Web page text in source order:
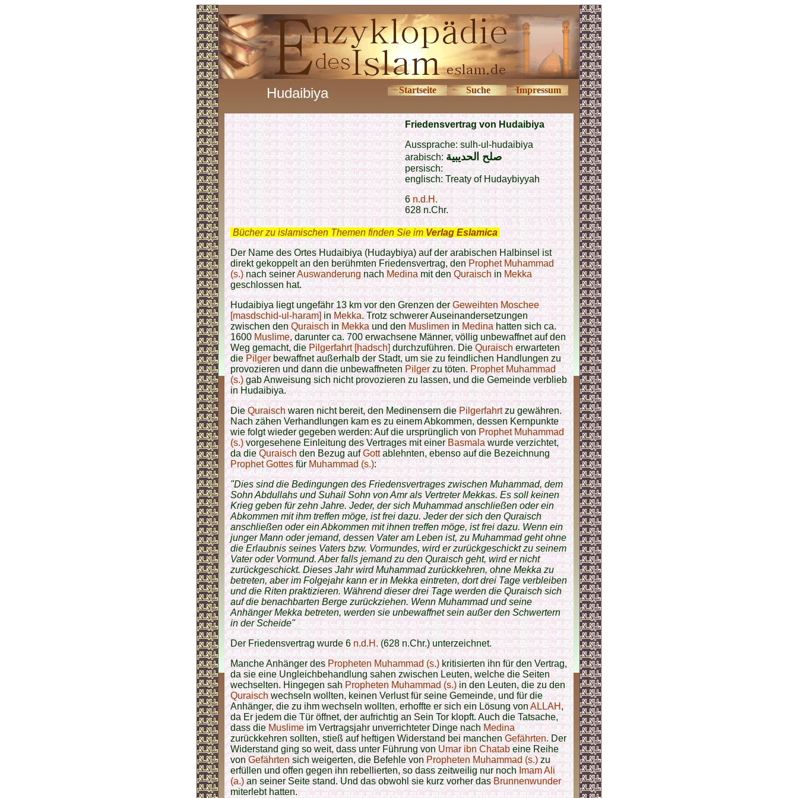
Hudaibiya Startseite Suche Impressum
Friedensvertrag von Hudaibiya
Aussprache: sulh-ul-hudaibiya
arabisch:صلح الحديبية
persisch:
englisch:Treaty of Hudaybiyyah
6n.d.H.
628 n.Chr.
Bücher zu islamischen Themen finden Sie im Verlag Eslamica
Der Name des Ortes Hudaibiya (Hudaybiya) auf der arabischen Halbinsel ist
direkt gekoppelt an den berühmten Friedensvertrag, denProphet Muhammad
(s.)nach seinerAuswanderungnachMedinamit denQuraischinMekka
geschlossen hat.
Hudaibiya liegt ungefähr 13 km vor den Grenzen derGeweihten Moschee
[masdschid-ul-haram]inMekka. Trotz schwerer Auseinandersetzungen
zwischen denQuraischinMekkaund denMuslimeninMedinahatten sich ca.
1600Muslime, darunter ca. 700 erwachsene Männer, völlig unbewaffnet auf den
Weg gemacht, diePilgerfahrt [hadsch]durchzuführen. DieQuraischerwarteten
diePilgerbewaffnet außerhalb der Stadt, um sie zu feindlichen Handlungen zu
provozieren und dann die unbewaffnetenPilgerzu töten.Prophet Muhammad
(s.)gab Anweisung sich nicht provozieren zu lassen, und die Gemeinde verblieb
in Hudaibiya.
DieQuraischwaren nicht bereit, den Medinensern diePilgerfahrtzu gewähren.
Nach zähen Verhandlungen kam es zu einem Abkommen, dessen Kernpunkte
wie folgt wieder gegeben werden: Auf die ursprünglich vonProphet Muhammad
(s.)vorgesehene Einleitung des Vertrages mit einerBasmalawurde verzichtet,
da dieQuraischden Bezug aufGottablehnten, ebenso auf die Bezeichnung
Prophet GottesfürMuhammad (s.):
"Dies sind die Bedingungen des Friedensvertrages zwischen Muhammad, dem
Sohn Abdullahs und Suhail Sohn von Amr als Vertreter Mekkas. Es soll keinen
Krieg geben für zehn Jahre. Jeder, der sich Muhammad anschließen oder ein
Abkommen mit ihm treffen möge, ist frei dazu. Jeder der sich den Quraisch
anschließen oder ein Abkommen mit ihnen treffen möge, ist frei dazu. Wenn ein
junger Mann oder jemand, dessen Vater am Leben ist, zu Muhammad geht ohne
die Erlaubnis seines Vaters bzw. Vormundes, wird er zurückgeschickt zu seinem
Vater oder Vormund. Aber falls jemand zu den Quraisch geht, wird er nicht
zurückgeschickt. Dieses Jahr wird Muhammad zurückkehren, ohne Mekka zu
betreten, aber im Folgejahr kann er in Mekka eintreten, dort drei Tage verbleiben
und die Riten praktizieren. Während dieser drei Tage werden die Quraisch sich
auf die benachbarten Berge zurückziehen. Wenn Muhammad und seine
Anhänger Mekka betreten, werden sie unbewaffnet sein außer den Schwertern
in der Scheide"
Der Friedensvertrag wurde6n.d.H.(628 n.Chr.) unterzeichnet.
Manche Anhänger desPropheten Muhammad (s.)kritisierten ihn für den Vertrag,
da sie eine Ungleichbehandlung sahen zwischen Leuten, welche die Seiten
wechselten. Hingegen sahPropheten Muhammad (s.)in den Leuten, die zu den
Quraischwechseln wollten, keinen Verlust für seine Gemeinde, und für die
Anhänger, die zu ihm wechseln wollten, erhoffte er sich ein Lösung vonALLAH,
da Er jedem die Tür öffnet, der aufrichtig an Sein Tor klopft. Auch die Tatsache,
dass dieMuslimeim Vertragsjahr unverrichteter Dinge nachMedina
zurückkehren sollten, stieß auf heftigen Widerstand bei manchenGefährten. Der
Widerstand ging so weit, dass unter Führung vonUmar ibn Chatabeine Reihe
vonGefährtensich weigerten, die Befehle vonPropheten Muhammad (s.)zu
erfüllen und offen gegen ihn rebellierten, so dass zeitweilig nur nochImam Ali
(a.)an seiner Seite stand. Und das obwohl sie kurz vorher dasBrunnenwunder
miterlebt hatten.